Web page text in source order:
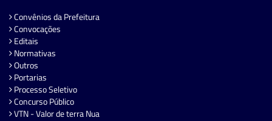
Convênios da Prefeitura
Convocações
Editais
Normativas
Outros
Portarias
Processo Seletivo
Concurso Público
VTN - Valor de terra Nua